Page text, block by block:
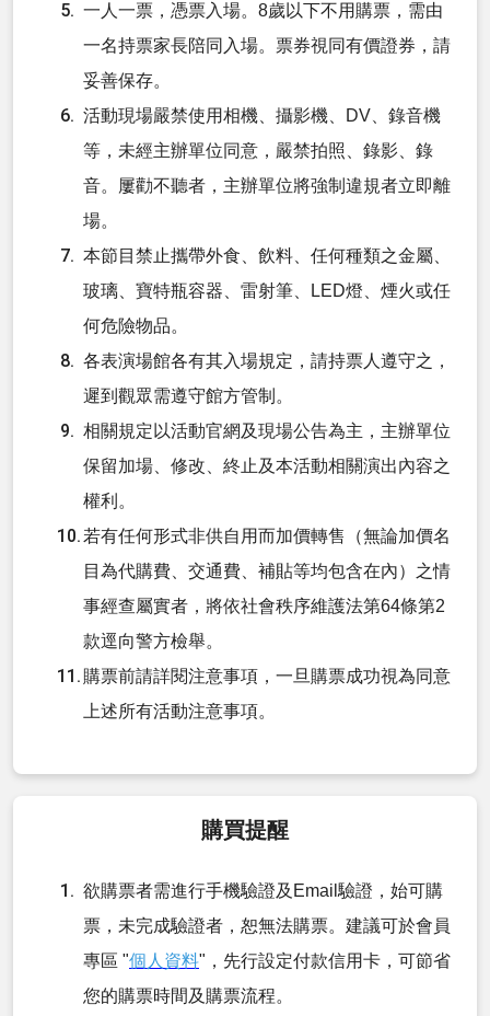
一人一票，憑票入場。8歲以下不用購票，需由
一名持票家長陪同入場。票券視同有價證券，請
妥善保存。
活動現場嚴禁使用相機、攝影機、DV、錄音機
等，未經主辦單位同意，嚴禁拍照、錄影、錄
音。屢勸不聽者，主辦單位將強制違規者立即離
場。
本節目禁止攜帶外食、飲料、任何種類之金屬、
玻璃、寶特瓶容器、雷射筆、LED燈、煙火或任
何危險物品。
各表演場館各有其入場規定，請持票人遵守之，
遲到觀眾需遵守館方管制。
相關規定以活動官網及現場公告為主，主辦單位
保留加場、修改、終止及本活動相關演出內容之
權利。
若有任何形式非供自用而加價轉售（無論加價名
目為代購費、交通費、補貼等均包含在內）之情
事經查屬實者，將依社會秩序維護法第64條第2
款逕向警方檢舉。
購票前請詳閱注意事項，一旦購票成功視為同意
上述所有活動注意事項。
購買提醒
欲購票者需進行手機驗證及Email驗證，始可購
票，未完成驗證者，恕無法購票。建議可於會員
專區 "個人資料"，先行設定付款信用卡，可節省
您的購票時間及購票流程。